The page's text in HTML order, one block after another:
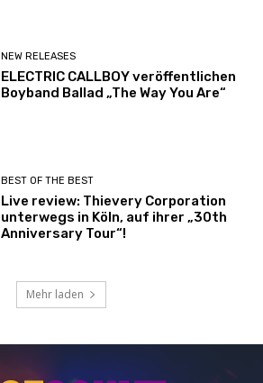
NEW RELEASES
ELECTRIC CALLBOY veröffentlichen
Boyband Ballad „The Way You Are“
BEST OF THE BEST
Live review: Thievery Corporation
unterwegs in Köln, auf ihrer „30th
Anniversary Tour“!
Mehr laden